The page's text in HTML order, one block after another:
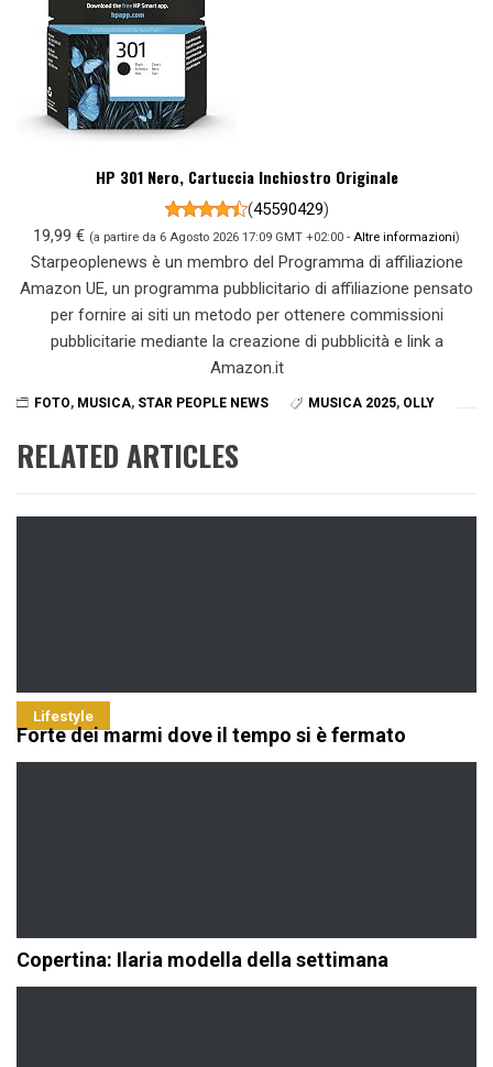
HP 301 Nero, Cartuccia Inchiostro Originale
(45590429)
19,99 € (a partire da 6 Agosto 2026 17:09 GMT +02:00 - Altre informazioni)
Starpeoplenews è un membro del Programma di affiliazione
Amazon UE, un programma pubblicitario di affiliazione pensato
per fornire ai siti un metodo per ottenere commissioni
pubblicitarie mediante la creazione di pubblicità e link a
Amazon.it
FOTO, MUSICA, STAR PEOPLE NEWS MUSICA 2025, OLLY
RELATED ARTICLES
Lifestyle
Forte dei marmi dove il tempo si è fermato
Copertina: Ilaria modella della settimana